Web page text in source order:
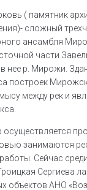
( памятник
сложный
ансамбля
части
нее р. Мирожи.
построек
между рек и
осуществляется
занимаются
Сейчас
Сергиева
объектов АНО